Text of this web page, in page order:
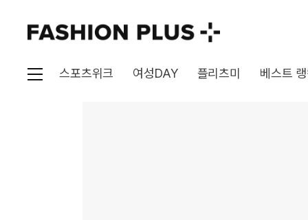
스포츠위크 여성DAY 플리츠미 베스트